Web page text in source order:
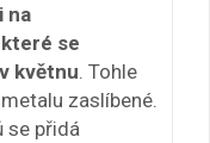
i na
které se
květnu . Tohle
zaslíbené.
se přidá